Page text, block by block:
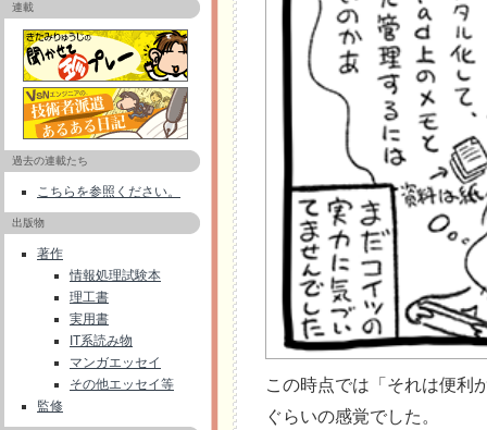
連載
過去の連載たち
こちらを参照ください。
出版物
著作
情報処理試験本
理工書
実用書
IT系読み物
マンガエッセイ
その他エッセイ等
監修
この時点では「それは便利
ぐらいの感覚でした。